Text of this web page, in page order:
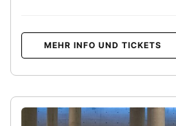
MEHR INFO UND TICKETS